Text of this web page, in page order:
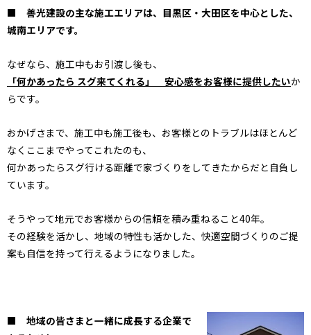
■ 善光建設の主な施工エリアは、目黒区・大田区を中心とした、
城南エリアです。
なぜなら、施工中もお引渡し後も、
「何かあったら スグ来てくれる」 安心感をお客様に提供したいか
らです。
おかげさまで、施工中も施工後も、お客様とのトラブルはほとんど
なくここまでやってこれたのも、
何かあったらスグ行ける距離で家づくりをしてきたからだと自負し
ています。
そうやって地元でお客様からの信頼を積み重ねること40年。
その経験を活かし、地域の特性も活かした、快適空間づくりのご提
案も自信を持って行えるようになりました。
■ 地域の皆さまと一緒に成長する企業で